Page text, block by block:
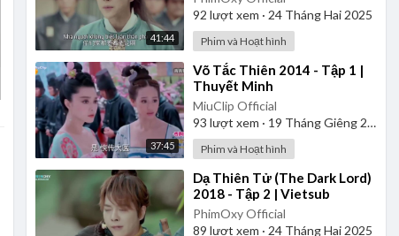
41:44
92 lượt xem · 24 Tháng Hai 2025
Phim và Hoạt hình
37:45
⁣Võ Tắc Thiên 2014 - Tập 1 |
Thuyết Minh
MiuClip Official
93 lượt xem · 19 Tháng Giêng 2025
Phim và Hoạt hình
⁣Dạ Thiên Tử (The Dark Lord)
2018 - Tập 2 | Vietsub
PhimOxy Official
89 lượt xem · 24 Tháng Hai 2025